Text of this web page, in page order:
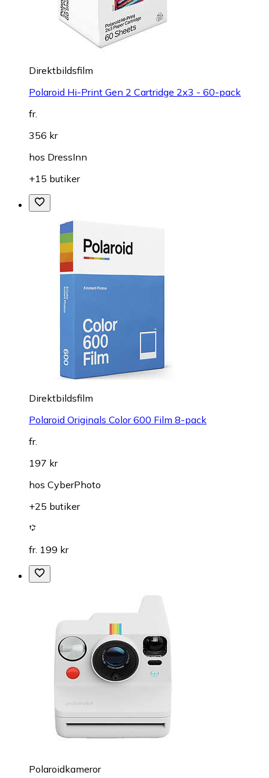
Direktbildsfilm
Polaroid Hi-Print Gen 2 Cartridge 2x3 - 60-pack
fr.
356 kr
hos DressInn
+15 butiker
Direktbildsfilm
Polaroid Originals Color 600 Film 8-pack
fr.
197 kr
hos CyberPhoto
+25 butiker
fr. 199 kr
Polaroidkameror